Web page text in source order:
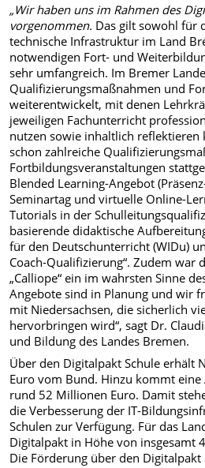
„Wir haben uns im Rahmen des
vorgenommen. Das gilt sowohl für
technische Infrastruktur im Land
notwendigen Fort- und
sehr umfangreich. Im Bremer
Qualifizierungsmaßnahmen und
weiterentwickelt, mit denen
jeweiligen Fachunterricht
nutzen sowie inhaltlich reflektieren
schon zahlreiche
Fortbildungsveranstaltungen
Blended Learning-Angebot
Seminartag und virtuelle Online-
Tutorials in der
basierende didaktische
für den Deutschunterricht (WIDu)
Coach-Qualifizierung“. Zudem war
„Calliope“ ein im wahrsten Sinne
Angebote sind in Planung und wir
mit Niedersachsen, die sicherlich
hervorbringen wird“, sagt Dr.
und Bildung des Landes Bremen.
Über den Digitalpakt Schule erhält
Euro vom Bund. Hinzu kommt
rund 52 Millionen Euro. Damit
die Verbesserung der IT-
Schulen zur Verfügung. Für das
Digitalpakt in Höhe von insgesamt
Die Förderung über den